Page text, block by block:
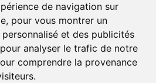
de navigation sur
pour vous montrer un
et des publicités
analyser le trafic de notre
comprendre la provenance
MODES DE LIVRAISON